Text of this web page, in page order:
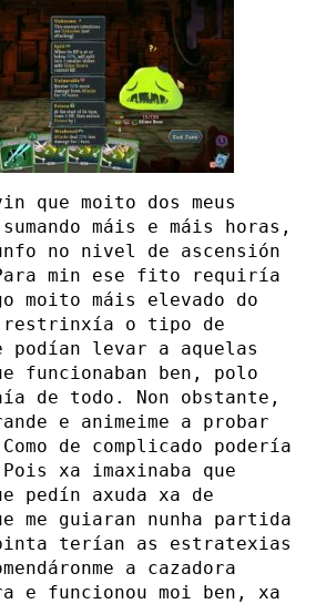
que moito dos meus
máis e máis horas,
no nivel de ascensión
min ese fito requiría
moito máis elevado do
o tipo de
podían levar a aquelas
funcionaban ben, polo
de todo. Non obstante,
e animeime a probar
de complicado podería
xa imaxinaba que
pedín axuda xa de
me guiaran nunha partida
terían as estratexias
a cazadora
e funcionou moi ben, xa